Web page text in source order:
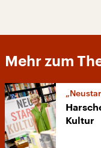
Mehr zum
Kultur